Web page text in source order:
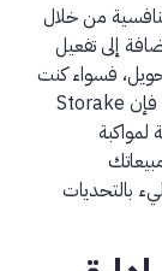
من خلال
إلى تفعيل
فسواء كنت
تستهدف السوق المحلي أو تسعى للتوسع دولياً، فإن Storake
لمواكبة
بالتحديات